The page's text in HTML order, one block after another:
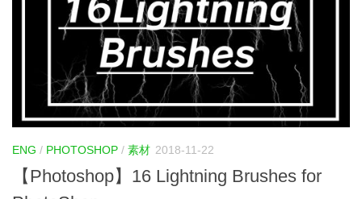
ENG / PHOTOSHOP / 素材 2018-11-22
【Photoshop】16 Lightning Brushes for